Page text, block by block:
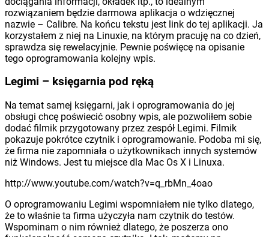
rozwiązaniem będzie darmowa aplikacja o wdzięcznej
nazwie – Calibre. Na końcu tekstu jest link do tej aplikacji. Ja
korzystałem z niej na Linuxie, na którym pracuję na co dzień,
sprawdza się rewelacyjnie. Pewnie poświęcę na opisanie
tego oprogramowania kolejny wpis.
Legimi – księgarnia pod ręką
Na temat samej księgarni, jak i oprogramowania do jej
obsługi chcę poświecić osobny wpis, ale pozwoliłem sobie
dodać filmik przygotowany przez zespół Legimi. Filmik
pokazuje pokrótce czytnik i oprogramowanie. Podoba mi się,
że firma nie zapomniała o użytkownikach innych systemów
niż Windows. Jest tu miejsce dla Mac Os X i Linuxa.
http://www.youtube.com/watch?v=q_rbMn_4oao
O oprogramowaniu Legimi wspomniałem nie tylko dlatego,
że to właśnie ta firma użyczyła nam czytnik do testów.
Wspominam o nim również dlatego, że poszerza ono